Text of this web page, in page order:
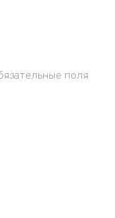
поля